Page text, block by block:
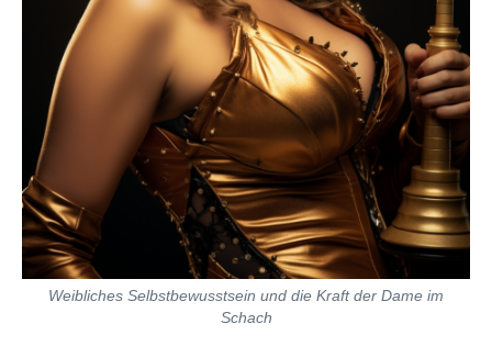
Weibliches Selbstbewusstsein und die Kraft der Dame im
Schach